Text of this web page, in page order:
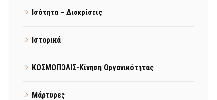
Ισότητα – Διακρίσεις
Ιστορικά
ΚΟΣΜΟΠΟΛΙΣ-Κίνηση Οργανικότητας
Μάρτυρες